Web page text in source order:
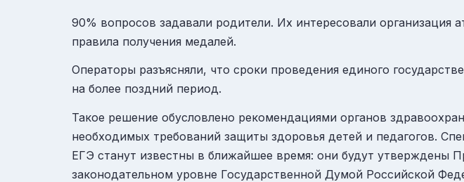
90% вопросов задавали родители. Их интересовали организация
правила получения медалей.
Операторы разъясняли, что сроки проведения единого
на более поздний период.
Такое решение обусловлено рекомендациями органов
необходимых требований защиты здоровья детей и педагогов.
ЕГЭ станут известны в ближайшее время: они будут утверждены
законодательном уровне Государственной Думой Российской